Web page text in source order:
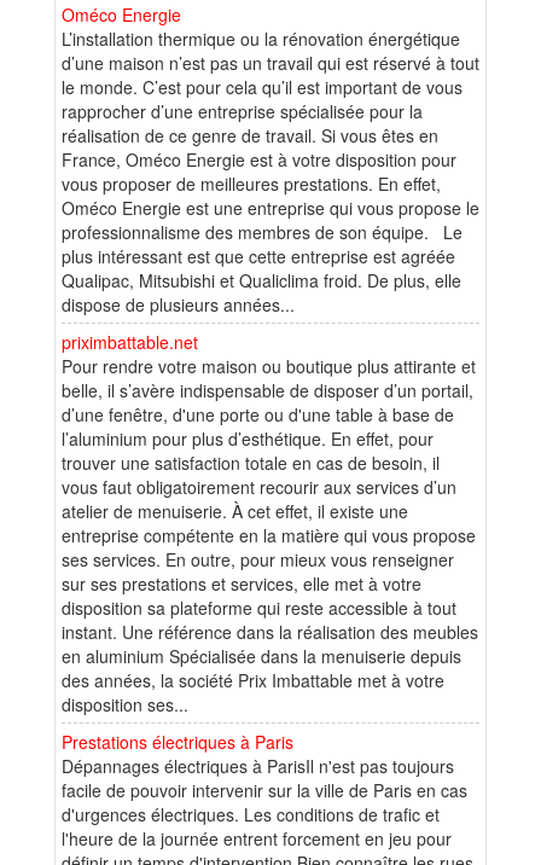
Oméco Energie
L’installation thermique ou la rénovation énergétique
d’une maison n’est pas un travail qui est réservé à tout
le monde. C’est pour cela qu’il est important de vous
rapprocher d’une entreprise spécialisée pour la
réalisation de ce genre de travail. Si vous êtes en
France, Oméco Energie est à votre disposition pour
vous proposer de meilleures prestations. En effet,
Oméco Energie est une entreprise qui vous propose le
professionnalisme des membres de son équipe. Le
plus intéressant est que cette entreprise est agréée
Qualipac, Mitsubishi et Qualiclima froid. De plus, elle
dispose de plusieurs années...
priximbattable.net
Pour rendre votre maison ou boutique plus attirante et
belle, il s’avère indispensable de disposer d’un portail,
d’une fenêtre, d'une porte ou d'une table à base de
l’aluminium pour plus d’esthétique. En effet, pour
trouver une satisfaction totale en cas de besoin, il
vous faut obligatoirement recourir aux services d’un
atelier de menuiserie. À cet effet, il existe une
entreprise compétente en la matière qui vous propose
ses services. En outre, pour mieux vous renseigner
sur ses prestations et services, elle met à votre
disposition sa plateforme qui reste accessible à tout
instant. Une référence dans la réalisation des meubles
en aluminium Spécialisée dans la menuiserie depuis
des années, la société Prix Imbattable met à votre
disposition ses...
Prestations électriques à Paris
Dépannages électriques à ParisIl n'est pas toujours
facile de pouvoir intervenir sur la ville de Paris en cas
d'urgences électriques. Les conditions de trafic et
l'heure de la journée entrent forcement en jeu pour